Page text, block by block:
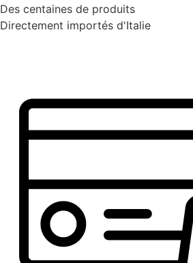
Des centaines de produits
Directement importés d'Italie